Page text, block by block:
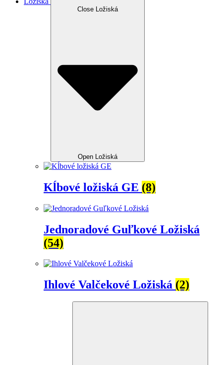
Close Ložiská
Open Ložiská
Kĺbové ložiská GE (8)
Jednoradové Guľkové Ložiská
(54)
Ihlové Valčekové Ložiská (2)